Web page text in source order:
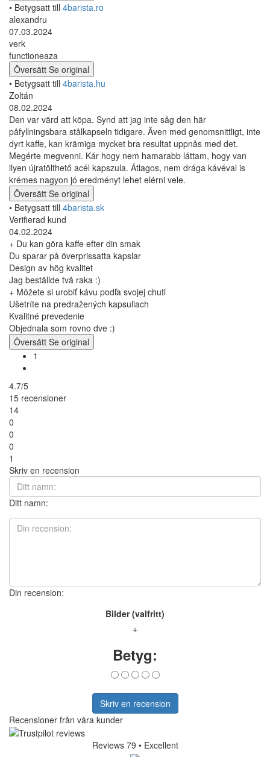
• Betygsatt till 4barista.ro
alexandru
07.03.2024
verk
functioneaza
Översätt Se original
• Betygsatt till 4barista.hu
Zoltán
08.02.2024
Den var värd att köpa. Synd att jag inte såg den här
påfyllningsbara stålkapseln tidigare. Även med genomsnittligt, inte
dyrt kaffe, kan krämiga mycket bra resultat uppnås med det.
Megérte megvenni. Kár hogy nem hamarabb láttam, hogy van
ilyen újratölthető acél kapszula. Átlagos, nem drága kávéval is
krémes nagyon jó eredményt lehet elérni vele.
Översätt Se original
• Betygsatt till 4barista.sk
Verifierad kund
04.02.2024
+ Du kan göra kaffe efter din smak
Du sparar på överprissatta kapslar
Design av hög kvalitet
Jag beställde två raka :)
+ Môžete si urobiť kávu podľa svojej chuti
Ušetríte na predražených kapsuliach
Kvalitné prevedenie
Objednala som rovno dve :)
Översätt Se original
1
4.7/5
15 recensioner
14
0
0
0
1
Skriv en recension
Ditt namn:
Din recension:
Bilder (valfritt)
+
Betyg:
Skriv en recension
Recensioner från våra kunder
Reviews 79 • Excellent